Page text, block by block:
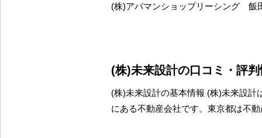
(株)アパマンショップリーシング 飯
(株)未来設計の口コミ・評
(株)未来設計の基本情報 (株)未来設計
にある不動産会社です。東京都は不